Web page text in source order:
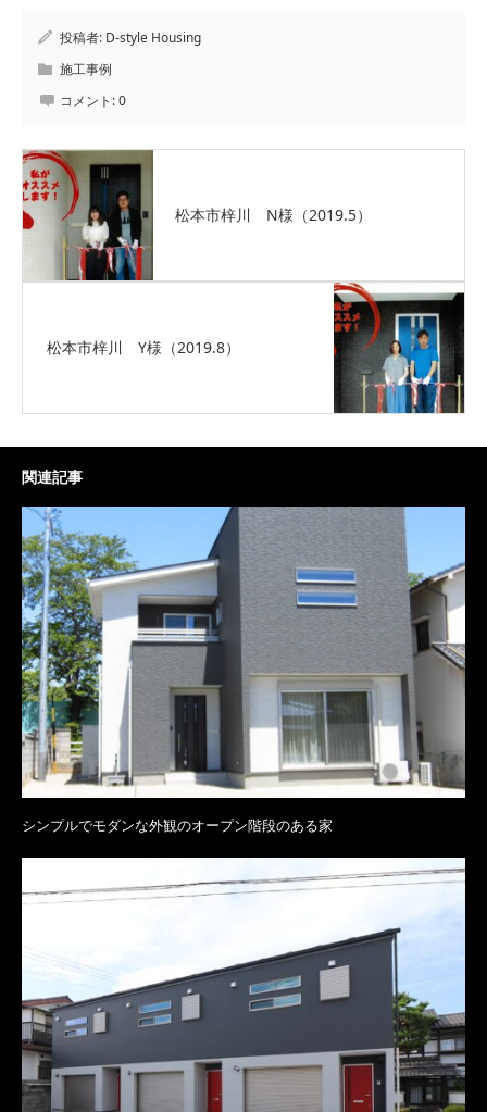
投稿者: D-style Housing
施工事例
コメント:0
松本市梓川 N様（2019.5）
松本市梓川 Y様（2019.8）
関連記事
シンプルでモダンな外観のオープン階段のある家